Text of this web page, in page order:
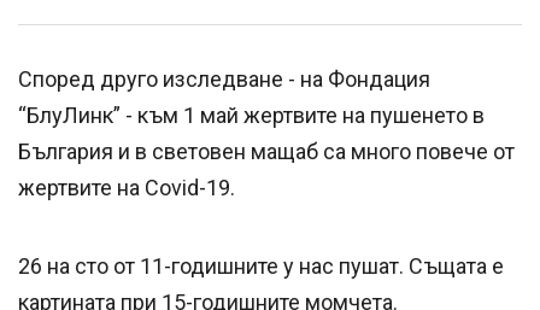
Според друго изследване - на Фондация
“БлуЛинк” - към 1 май жертвите на пушенето в
България и в световен мащаб са много повече от
жертвите на Covid-19.
26 на сто от 11-годишните у нас пушат. Същата е
картината при 15-годишните момчета.